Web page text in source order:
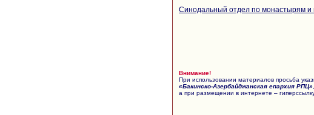
Синодальный отдел по монастырям и
Внимание!
При использовании материалов просьба
«Бакинско-Азербайджанская епархия РПЦ»
а при размещении в интернете –